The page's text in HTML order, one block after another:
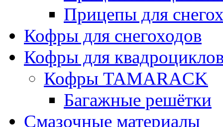
Прицепы для
Кофры для снегоходов
Кофры для
Кофры TAMARACK
Багажные решётки
Смазочные материалы